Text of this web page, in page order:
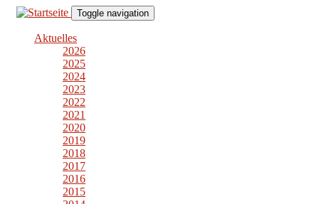
Direkt
Toggle navigation
Aktuelles
2026
2025
2024
2023
2022
2021
2020
2019
2018
2017
2016
2015